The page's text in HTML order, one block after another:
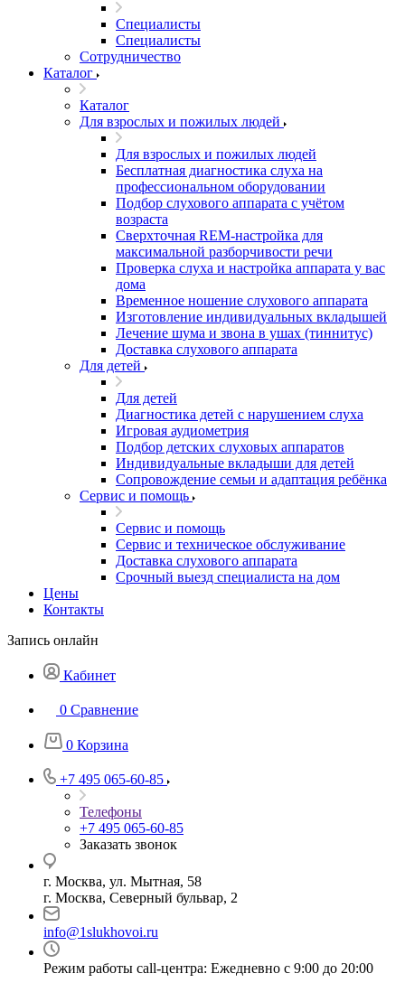
Специалисты
Специалисты
Сотрудничество
Каталог
Каталог
Для взрослых и пожилых людей
Для взрослых и пожилых людей
Бесплатная диагностика слуха на
профессиональном оборудовании
Подбор слухового аппарата с учётом
возраста
Сверхточная REM-настройка для
максимальной разборчивости речи
Проверка слуха и настройка аппарата у вас
дома
Временное ношение слухового аппарата
Изготовление индивидуальных вкладышей
Лечение шума и звона в ушах (тиннитус)
Доставка слухового аппарата
Для детей
Для детей
Диагностика детей с нарушением слуха
Игровая аудиометрия
Подбор детских слуховых аппаратов
Индивидуальные вкладыши для детей
Сопровождение семьи и адаптация ребёнка
Сервис и помощь
Сервис и помощь
Сервис и техническое обслуживание
Доставка слухового аппарата
Срочный выезд специалиста на дом
Цены
Контакты
Запись онлайн
Кабинет
0 Сравнение
0 Корзина
+7 495 065-60-85
Телефоны
+7 495 065-60-85
Заказать звонок
г. Москва, ул. Мытная, 58
г. Москва, Северный бульвар, 2
info@1slukhovoi.ru
Режим работы call-центра: Ежедневно с 9:00 до 20:00